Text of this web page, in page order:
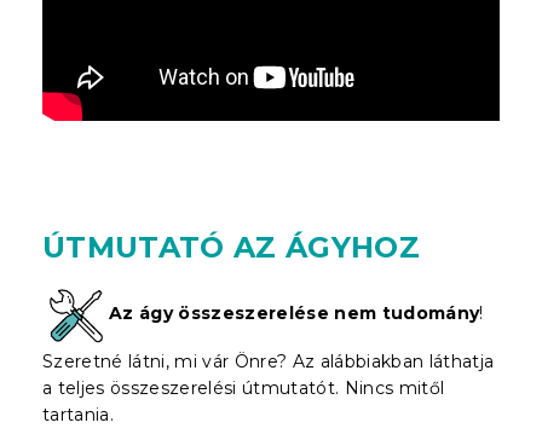
ÚTMUTATÓ AZ ÁGYHOZ
Az ágy összeszerelése nem tudomány!
Szeretné látni, mi vár Önre? Az alábbiakban láthatja
a teljes összeszerelési útmutatót. Nincs mitől
tartania.